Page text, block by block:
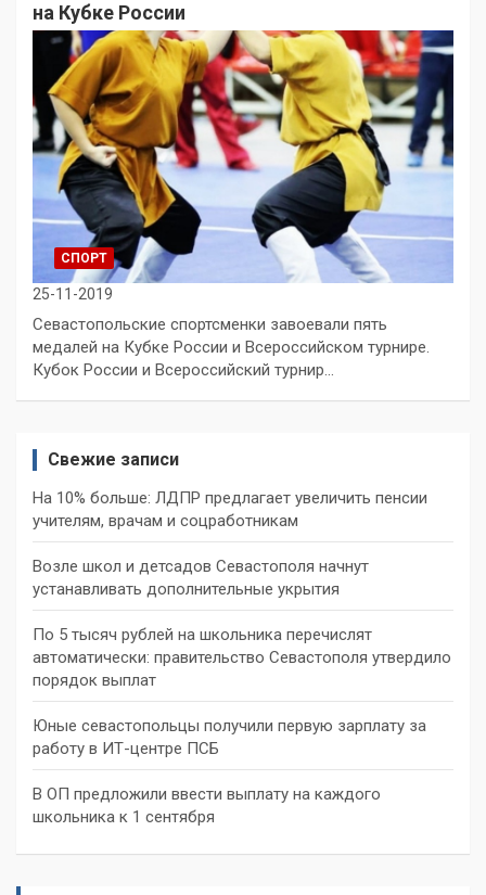
на Кубке России
СПОРТ
25-11-2019
Севастопольские спортсменки завоевали пять
медалей на Кубке России и Всероссийском турнире.
Кубок России и Всероссийский турнир…
Свежие записи
На 10% больше: ЛДПР предлагает увеличить пенсии
учителям, врачам и соцработникам
Возле школ и детсадов Севастополя начнут
устанавливать дополнительные укрытия
По 5 тысяч рублей на школьника перечислят
автоматически: правительство Севастополя утвердило
порядок выплат
Юные севастопольцы получили первую зарплату за
работу в ИТ-центре ПСБ
В ОП предложили ввести выплату на каждого
школьника к 1 сентября